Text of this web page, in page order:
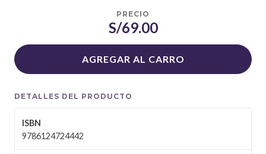
PRECIO
S/69.00
AGREGAR AL CARRO
DETALLES DEL PRODUCTO
ISBN
9786124724442